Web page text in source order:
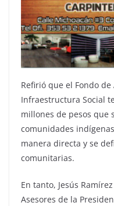
Refirió que el Fondo
Infraestructura Social
millones de pesos que
comunidades
manera directa y se
comunitarias.
En tanto, Jesús
Asesores de la